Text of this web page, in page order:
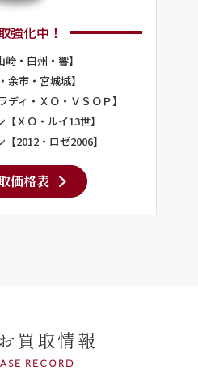
強化中！
・白州・響】
余市・宮城城】
ディ・ＸＯ・ＶＳＯＰ】
ＸＯ・ルイ13世】
2012・ロゼ2006】
価格表
買取情報
RECORD